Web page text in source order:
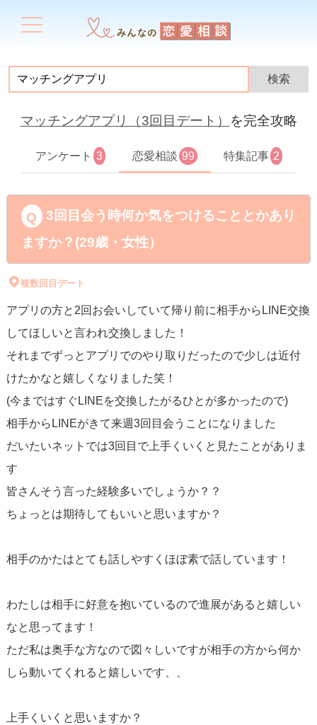
マッチングアプリ（3回目デート） を完全攻略
アンケート 3 恋愛相談 99 特集記事 2
3回目会う時何か気をつけることとかあり
ますか？(29歳・女性）
複数回目デート
アプリの方と2回お会いしていて帰り前に相手からLINE交換
してほしいと言われ交換しました！
それまでずっとアプリでのやり取りだったので少しは近付
けたかなと嬉しくなりました笑！
(今まではすぐLINEを交換したがるひとが多かったので)
相手からLINEがきて来週3回目会うことになりました
だいたいネットでは3回目で上手くいくと見たことがありま
す
皆さんそう言った経験多いでしょうか？？
ちょっとは期待してもいいと思いますか？
相手のかたはとても話しやすくほぼ素で話しています！
わたしは相手に好意を抱いているので進展があると嬉しい
なと思ってます！
ただ私は奥手な方なので図々しいですが相手の方から何か
しら動いてくれると嬉しいです、、
上手くいくと思いますか？